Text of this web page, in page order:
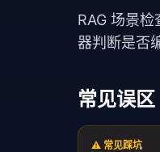
RAG 场景
器判断是否
常见误区
⚠️ 常见踩坑